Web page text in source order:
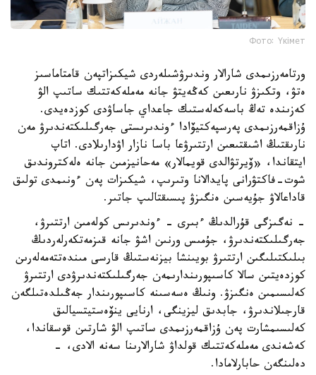
Фото: Үкімет
ورتامەرزىمدى شارالار وندىرۋشىلەردى شيكىزاتپەن قامتاماسىز
ەتۋ، وتكىزۋ نارىعىن كەڭەيتۋ جانە مەملەكەتتىك ساتىپ الۋ
كەزىندە تەڭ باسەكەلەستىك جاعداي جاساۋدى كوزدەيدى.
ۇزاقمەرزىمدى پەرسپەكتيۆادا ءوندىرىستى جەرگىلىكتەندىرۋ مەن
نارىقتىڭ اشىقتىعىن ارتتىرۋعا باسا نازار اۋدارىلادى. اتاپ
ايتقاندا، «ۆيرتۋالدى قويمالار» مەحانيزمىن جانە ەلەكتروندىق
شوت-فاكتۋرانى پايدالانا وتىرىپ، شيكىزات پەن ءونىمدى تولىق
قاداعالاۋ جۇيەسىن ەنگىزۋ پىسىقتالىپ جاتىر.
- نەگىزگى قۇرالدىڭ ءبىرى - ءوندىرىس كولەمىن ارتتىرۋ،
جەرگىلىكتەندىرۋ، جۇمىس ورنىن اشۋ جانە قىزمەتكەرلەردىڭ
بىلىكتىلىگىن ارتتىرۋ بويىنشا بيزنەستىڭ قارسى مىندەتتەمەلەرىن
كوزدەيتىن سالا كاسىپورىندارىمەن جەرگىلىكتەندىرۋدى ارتتىرۋ
كەلىسىمىن ەنگىزۋ. ونىڭ ەسەسىنە كاسىپورىندار جەڭىلدەتىلگەن
قارجىلاندىرۋ، جابدىق ليزينگى، ارنايى ينۆەستيتسيالىق
كەلىسىمشارت پەن ۇزاقمەرزىمدى ساتىپ الۋ شارتىن قوسقاندا،
كەشەندى مەملەكەتتىك قولداۋ شارالارىنا سەنە الادى، -
دەلىنگەن حابارلامادا.